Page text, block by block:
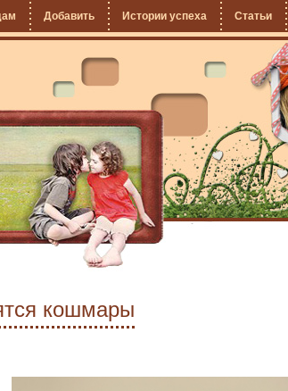
Добавить Истории успеха Статьи
кошмары